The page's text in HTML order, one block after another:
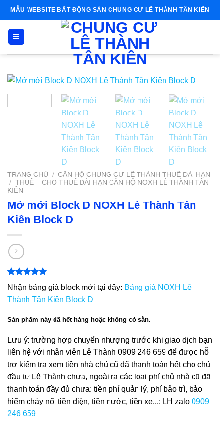
Skip
to
content
MẪU WEBSITE BẤT ĐỘNG SẢN CHUNG CƯ LÊ THÀNH TÂN KIÊN
TRANG CHỦ / CĂN HỘ CHUNG CƯ LÊ THÀNH THUÊ DÀI HẠN
/ THUÊ – CHO THUÊ DÀI HẠN CĂN HỘ NOXH LÊ THÀNH TÂN
KIÊN
Mở mới Block D NOXH Lê Thành Tân
Kiên Block D
5.00 trên 5
dựa trên
1
đánh giá
Nhận bảng giá block mới tại đây: Bảng giá NOXH Lê
Thành Tân Kiên Block D
Sản phẩm này đã hết hàng hoặc không có sẵn.
Lưu ý: trường hợp chuyển nhượng trước khi giao dịch bạn
liên hệ với nhân viên Lê Thành 0909 246 659 để được hỗ
trợ kiểm tra xem tiền nhà chủ cũ đã thanh toán hết cho chủ
đầu tư Lê Thành chưa, ngoài ra các loại phí chủ nhà cũ đã
thanh toán đầy đủ chưa: tiền phí quản lý, phí bảo trì, bảo
hiểm cháy nổ, tiền điện, tiền nước, tiền xe...: LH zalo 0909
246 659